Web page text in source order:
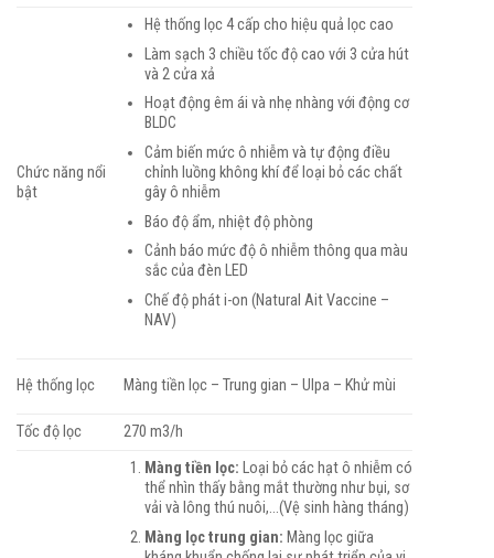
Chức năng nổi
bật
Hệ thống lọc 4 cấp cho hiệu quả lọc cao
Làm sạch 3 chiều tốc độ cao với 3 cửa hút
và 2 cửa xả
Hoạt động êm ái và nhẹ nhàng với động cơ
BLDC
Cảm biến mức ô nhiễm và tự động điều
chỉnh luồng không khí để loại bỏ các chất
gây ô nhiễm
Báo độ ẩm, nhiệt độ phòng
Cảnh báo mức độ ô nhiễm thông qua màu
sắc của đèn LED
Chế độ phát i-on (Natural Ait Vaccine –
NAV)
Hệ thống lọc Màng tiền lọc – Trung gian – Ulpa – Khử mùi
Tốc độ lọc
270 m3/h
Màng tiền lọc: Loại bỏ các hạt ô nhiễm có
thể nhìn thấy bằng mắt thường như bụi, sơ
vải và lông thú nuôi,…(Vệ sinh hàng tháng)
Màng lọc trung gian: Màng lọc giữa